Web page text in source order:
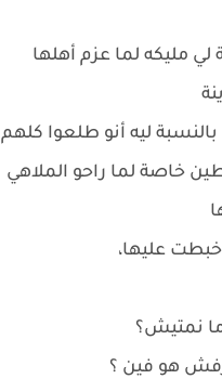
مليكه لما عزم أهلها
بالنسبة ليه أنو طلعوا
خاصة لما راحو الملاهي
عليها،
نمتيش؟
هو فين ؟